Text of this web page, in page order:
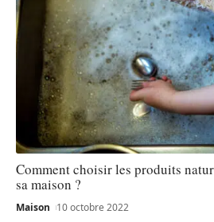
Comment choisir les produits
sa maison ?
Maison 10 octobre 2022